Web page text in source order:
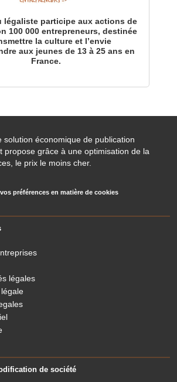
légaliste participe aux actions de
100 000 entrepreneurs, destinée
la culture et l’envie
aux jeunes de 13 à 25 ans en
France.
solution économique de publication
propose grâce à une optimisation de la
le prix le moins cher.
préférences en matière de cookies
légales
de société